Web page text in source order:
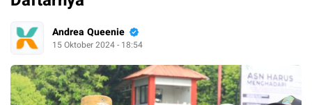
Andrea Queenie
15 Oktober 2024 - 18:54